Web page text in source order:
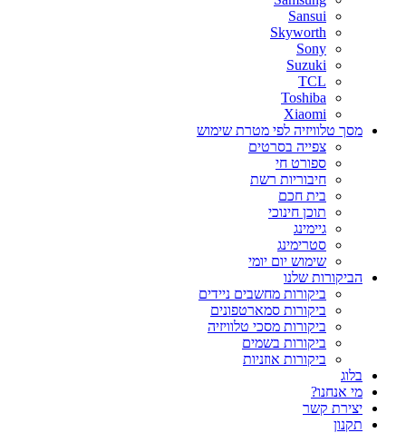
Sansui
Skyworth
Sony
Suzuki
TCL
Toshiba
Xiaomi
מסך טלוויזיה לפי מטרת שימוש
צפייה בסרטים
ספורט חי
חיבוריות רשת
בית חכם
תוכן חינוכי
גיימינג
סטרימינג
שימוש יום יומי
הביקורות שלנו
ביקורות מחשבים ניידים
ביקורות סמארטפונים
ביקורות מסכי טלוויזיה
ביקורות בשמים
ביקורות אוזניות
בלוג
מי אנחנו?
יצירת קשר
תקנון